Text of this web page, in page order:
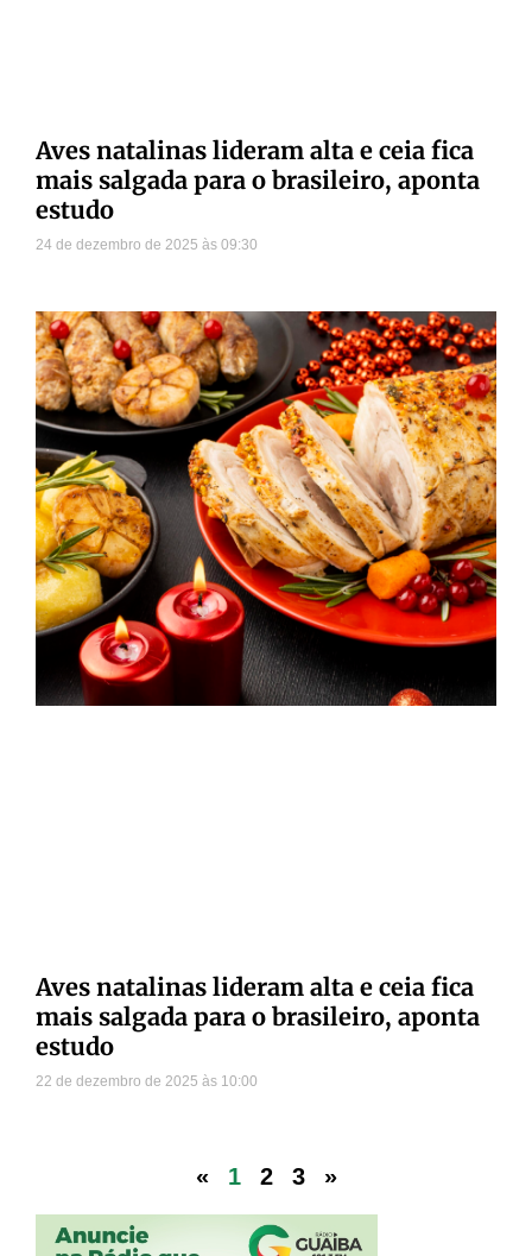
Aves natalinas lideram alta e ceia fica
mais salgada para o brasileiro, aponta
estudo
24 de dezembro de 2025 09:30
Aves natalinas lideram alta e ceia fica
mais salgada para o brasileiro, aponta
estudo
22 de dezembro de 2025 10:00
« 1 2 3 »